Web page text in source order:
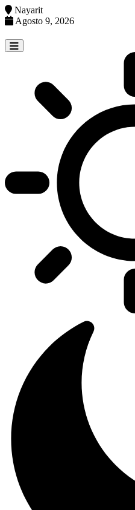
Nayarit
Agosto 9, 2026
to
content